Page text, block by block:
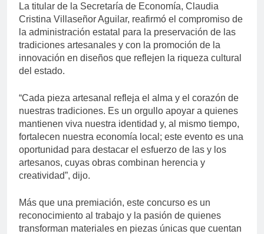
La titular de la Secretaría de Economía, Claudia
Cristina Villaseñor Aguilar, reafirmó el compromiso de
la administración estatal para la preservación de las
tradiciones artesanales y con la promoción de la
innovación en diseños que reflejen la riqueza cultural
del estado.
“Cada pieza artesanal refleja el alma y el corazón de
nuestras tradiciones. Es un orgullo apoyar a quienes
mantienen viva nuestra identidad y, al mismo tiempo,
fortalecen nuestra economía local; este evento es una
oportunidad para destacar el esfuerzo de las y los
artesanos, cuyas obras combinan herencia y
creatividad”, dijo.
Más que una premiación, este concurso es un
reconocimiento al trabajo y la pasión de quienes
transforman materiales en piezas únicas que cuentan